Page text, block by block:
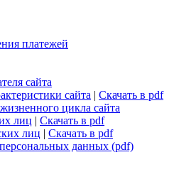
платежей
сайта
сайта|Скачать в pdf
цикла сайта
лиц
лиц